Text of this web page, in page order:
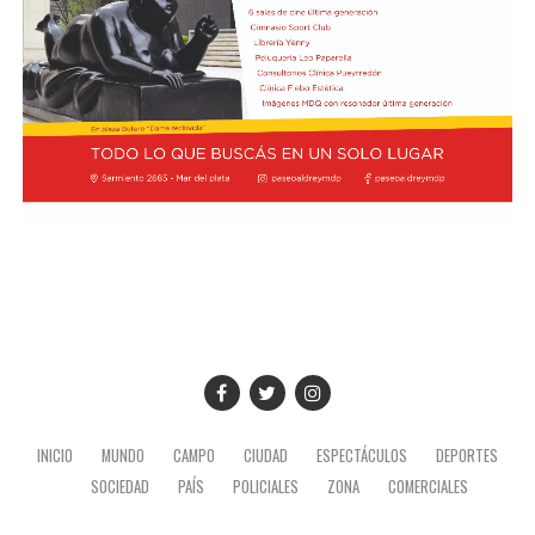
noveno puesto en soledad, con una valoración de 7,4.
Finalmente, Colapinto y Hadjar están igualados en el
décimo con 7,0 cada uno.
La propia página web oficial de la F1 acompañó la
puntuación de cada piloto con un análisis escrito sobre
permite ocupar un respetable sexto lugar en el
Campeonato de Constructores (donde ocupaban el
quinto puesto hasta que Racing Bull los superó)”,
agregaron en el informe.
INICIO MUNDO CAMPO CIUDAD ESPECTÁCULOS
DEPORTES
SOCIEDAD
PAÍS POLICIALES ZONA COMERCIALES